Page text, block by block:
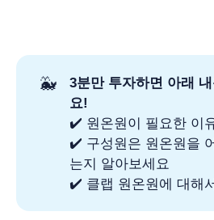
🐳
3분만 투자하면 아래
요!
✔️ 원온원이 필요한 이
✔️ 구성원은 원온원을
는지 알아보세요
✔️ 클랩 원온원에 대해